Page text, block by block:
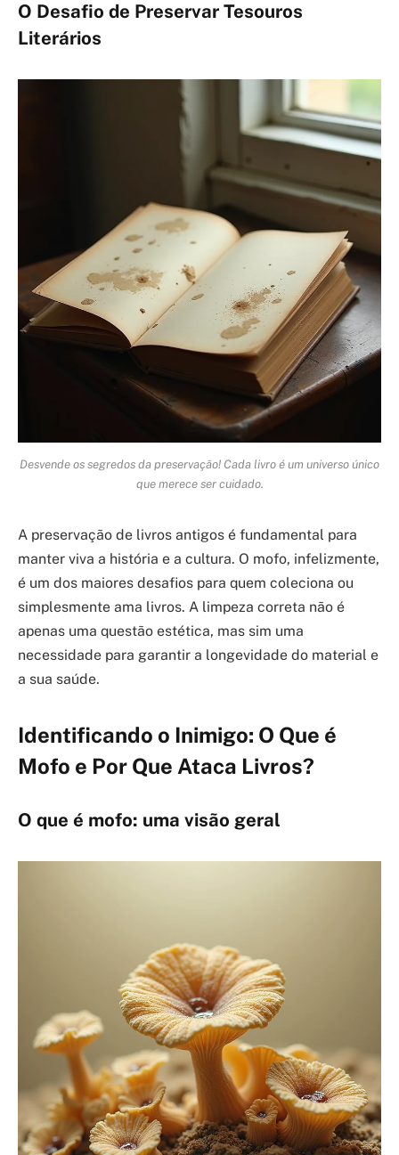
O Desafio de Preservar Tesouros
Literários
Desvende os segredos da preservação! Cada livro é um universo único
que merece ser cuidado.
A preservação de livros antigos é fundamental para
manter viva a história e a cultura. O mofo, infelizmente,
é um dos maiores desafios para quem coleciona ou
simplesmente ama livros. A limpeza correta não é
apenas uma questão estética, mas sim uma
necessidade para garantir a longevidade do material e
a sua saúde.
Identificando o Inimigo: O Que é
Mofo e Por Que Ataca Livros?
O que é mofo: uma visão geral